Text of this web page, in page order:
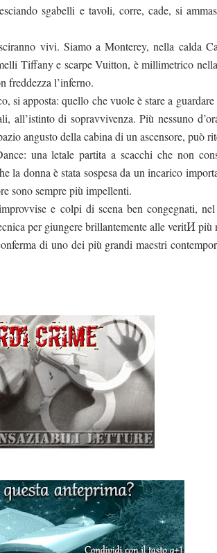
sgabelli e tavoli, corre, cade, si
vivi. Siamo a Monterey, nella calda
Tiffany e scarpe Vuitton, è millimetrico
freddezza l’inferno.
si apposta: quello che vuole è stare a guardare
all’istinto di sopravvivenza. Più nessuno
angusto della cabina di un ascensore, può
una letale partita a scacchi che non
la donna è stata sospesa da un incarico
sono sempre più impellenti.
e colpi di scena ben congegnati,
per giungere brillantemente alle veritИ più
di uno dei più grandi maestri